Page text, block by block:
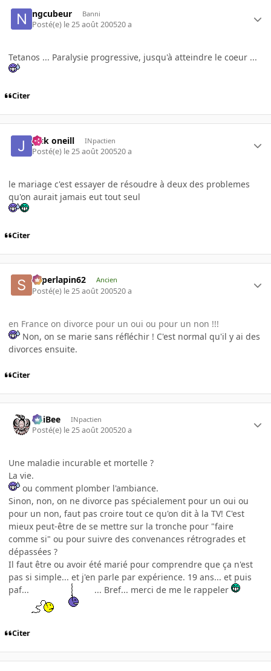
ngcubeur Banni
Posté(e) le 25 août 200520 a
Tetanos ... Paralysie progressive, jusqu'à atteindre le coeur ...
Citer
jack oneill INpactien
Posté(e) le 25 août 200520 a
le mariage c'est essayer de résoudre à deux des problemes
qu'on aurait jamais eut tout seul
Citer
superlapin62 Ancien
Posté(e) le 25 août 200520 a
en France on divorce pour un oui ou pour un non !!!
Non, on se marie sans réfléchir ! C'est normal qu'il y ai des
divorces ensuite.
Citer
PhiBee INpactien
Posté(e) le 25 août 200520 a
Une maladie incurable et mortelle ?
La vie.
ou comment plomber l'ambiance.
Sinon, non, on ne divorce pas spécialement pour un oui ou
pour un non, faut pas croire tout ce qu'on dit à la TV! C'est
mieux peut-être de se mettre sur la tronche pour "faire
comme si" ou pour suivre des convenances rétrogrades et
dépassées ?
Il faut être ou avoir été marié pour comprendre que ça n'est
pas si simple... et j'en parle par expérience. 19 ans... et puis
paf...
... Bref... merci de me le rappeler
Citer